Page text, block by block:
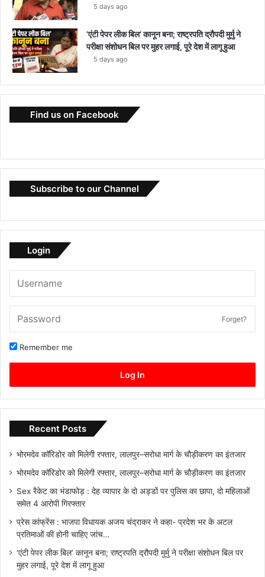
5 days ago
‘एंटी पेपर लीक बिल’ कानून बना; राष्ट्रपति द्रौपदी मुर्मु ने
परीक्षा संशोधन बिल पर मुहर लगाई, पूरे देश में लागू हुआ
5 days ago
Find us on Facebook
Subscribe to our Channel
Login
Forget?
Remember me
Log In
Recent Posts
भोरमदेव कॉरिडोर को मिलेगी रफ्तार, लालपुर–सरोधा मार्ग के चौड़ीकरण का इंतजार
भोरमदेव कॉरिडोर को मिलेगी रफ्तार, लालपुर–सरोधा मार्ग के चौड़ीकरण का इंतजार
Sex रैकेट का भंडाफोड़ : देह व्यापार के दो अड्डों पर पुलिस का छापा, दो महिलाओं
समेत 4 आरोपी गिरफ्तार
प्रेस कांफ्रेंस : भाजपा विधायक अजय चंद्राकर ने कहा- प्रदेश भर के अटल
प्रतिमाओं की होनी चाहिए जांच…
‘एंटी पेपर लीक बिल’ कानून बना; राष्ट्रपति द्रौपदी मुर्मु ने परीक्षा संशोधन बिल पर
मुहर लगाई, पूरे देश में लागू हुआ